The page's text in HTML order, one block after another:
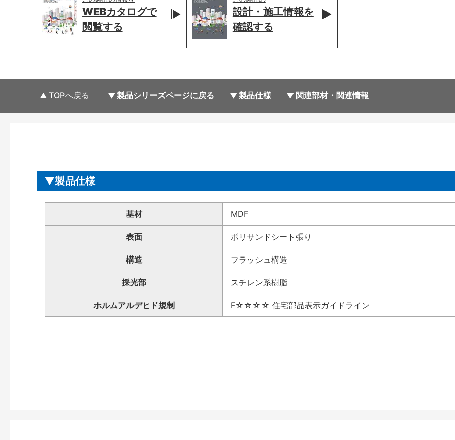
WEBカタログで
閲覧する
設計・施工情報を
確認する
TOPへ戻る 製品シリーズページに戻る 製品仕様 関連部材・関連情報
製品仕様
基材 MDF
表面 ポリサンドシート張り
構造 フラッシュ構造
採光部 スチレン系樹脂
ホルムアルデヒド規制 F☆☆☆☆ 住宅部品表示ガイドライン